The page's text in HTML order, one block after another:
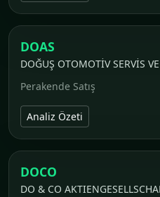
DOAS
DOĞUŞ OTOMOTİV SERVİS
Perakende Satış
Analiz Özeti
DOCO
DO & CO